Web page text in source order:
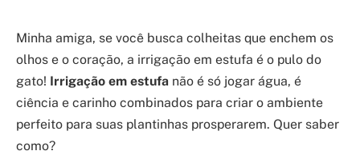
Minha amiga, se você busca colheitas que enchem os
olhos e o coração, a irrigação em estufa é o pulo do
gato! Irrigação em estufa não é só jogar água, é
ciência e carinho combinados para criar o ambiente
perfeito para suas plantinhas prosperarem. Quer saber
como?